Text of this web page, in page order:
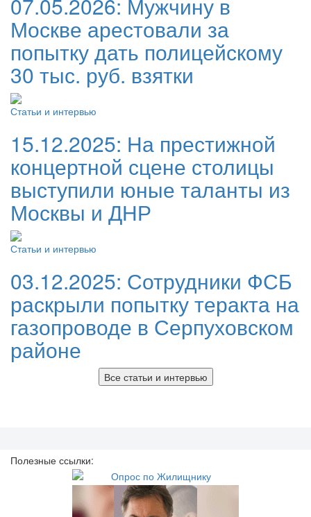
Москве арестовали за
попытку дать полицейскому
30 тыс. руб. взятки
Статьи и интервью
15.12.2025: На престижной
концертной сцене столицы
выступили юные таланты из
Москвы и ДНР
Статьи и интервью
03.12.2025: Сотрудники ФСБ
раскрыли попытку теракта на
газопроводе в Серпуховском
районе
Все статьи и интервью
Полезные ссылки: